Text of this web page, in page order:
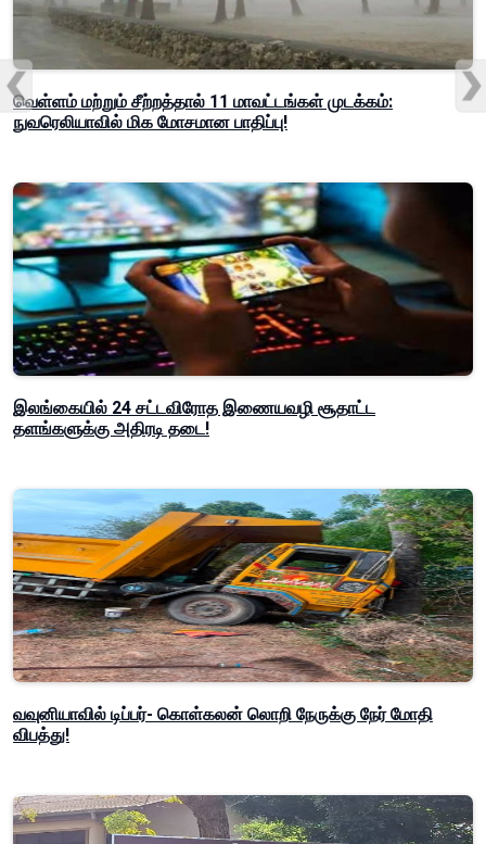
வெள்ளம் மற்றும் சீற்றத்தால் 11 மாவட்டங்கள் முடக்கம்:
நுவரெலியாவில் மிக மோசமான பாதிப்பு!
இலங்கையில் 24 சட்டவிரோத இணையவழி சூதாட்ட
தளங்களுக்கு அதிரடி தடை!
வவுனியாவில் டிப்பர்- கொள்கலன் லொறி நேருக்கு நேர் மோதி
விபத்து!